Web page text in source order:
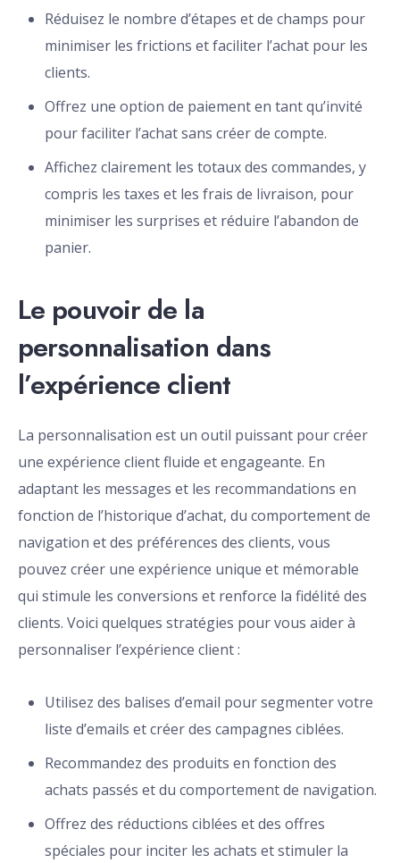
Réduisez le nombre d’étapes et de champs pour
minimiser les frictions et faciliter l’achat pour les
clients.
Offrez une option de paiement en tant qu’invité
pour faciliter l’achat sans créer de compte.
Affichez clairement les totaux des commandes, y
compris les taxes et les frais de livraison, pour
minimiser les surprises et réduire l’abandon de
panier.
Le pouvoir de la
personnalisation dans
l’expérience client
La personnalisation est un outil puissant pour créer
une expérience client fluide et engageante. En
adaptant les messages et les recommandations en
fonction de l’historique d’achat, du comportement de
navigation et des préférences des clients, vous
pouvez créer une expérience unique et mémorable
qui stimule les conversions et renforce la fidélité des
clients. Voici quelques stratégies pour vous aider à
personnaliser l’expérience client :
Utilisez des balises d’email pour segmenter votre
liste d’emails et créer des campagnes ciblées.
Recommandez des produits en fonction des
achats passés et du comportement de navigation.
Offrez des réductions ciblées et des offres
spéciales pour inciter les achats et stimuler la